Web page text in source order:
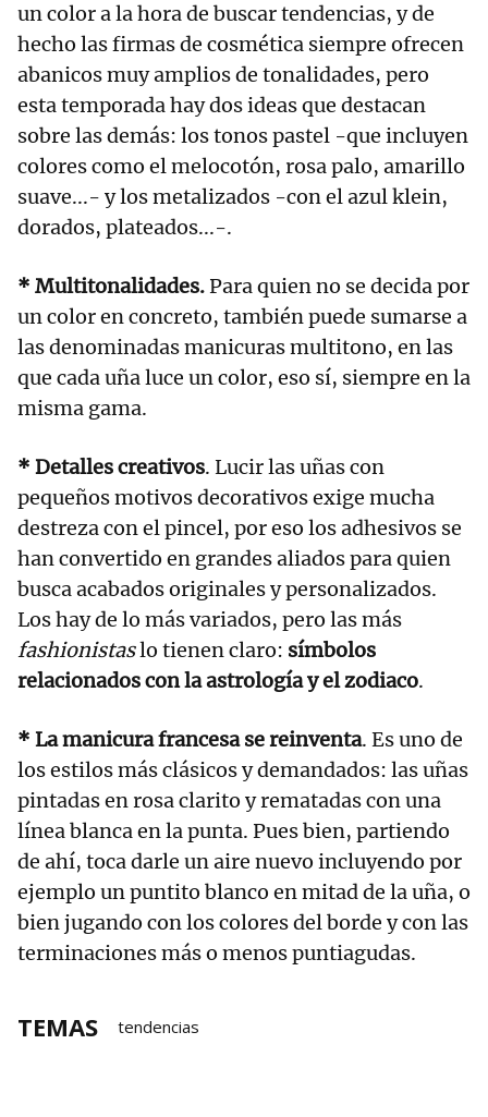
un color a la hora de buscar tendencias, y de
hecho las firmas de cosmética siempre ofrecen
abanicos muy amplios de tonalidades, pero
esta temporada hay dos ideas que destacan
sobre las demás: los tonos pastel -que incluyen
colores como el melocotón, rosa palo, amarillo
suave...- y los metalizados -con el azul klein,
dorados, plateados...-.
* Multitonalidades.Para quien no se decida por
un color en concreto, también puede sumarse a
las denominadas manicuras multitono, en las
que cada uña luce un color, eso sí, siempre en la
misma gama.
* Detalles creativos. Lucir las uñas con
pequeños motivos decorativos exige mucha
destreza con el pincel, por eso los adhesivos se
han convertido en grandes aliados para quien
busca acabados originales y personalizados.
Los hay de lo más variados, pero las más
fashionistaslo tienen claro: símbolos
relacionados con la astrología y el zodiaco.
* La manicura francesa se reinventa. Es uno de
los estilos más clásicos y demandados: las uñas
pintadas en rosa clarito y rematadas con una
línea blanca en la punta. Pues bien, partiendo
de ahí, toca darle un aire nuevo incluyendo por
ejemplo un puntito blanco en mitad de la uña, o
bien jugando con los colores del borde y con las
terminaciones más o menos puntiagudas.
TEMAS tendencias